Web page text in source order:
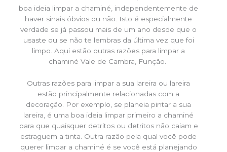
boa ideia limpar a chaminé, independentemente de
haver sinais óbvios ou não. Isto é especialmente
verdade se já passou mais de um ano desde que o
usaste ou se não te lembras da última vez que foi
limpo. Aqui estão outras razões para limpar a
chaminé Vale de Cambra, Função.
Outras razões para limpar a sua lareira ou lareira
estão principalmente relacionadas com a
decoração. Por exemplo, se planeia pintar a sua
lareira, é uma boa ideia limpar primeiro a chaminé
para que quaisquer detritos ou detritos não caiam e
estraguem a tinta. Outra razão pela qual você pode
querer limpar a chaminé é se você está planejando